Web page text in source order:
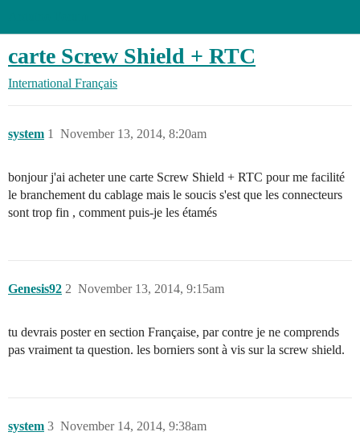
carte Screw Shield + RTC
International Français
system November 13, 2014, 8:20am
1
bonjour j'ai acheter une carte Screw Shield + RTC pour me facilité
le branchement du cablage mais le soucis s'est que les connecteurs
sont trop fin , comment puis-je les étamés
Genesis92 November 13, 2014, 9:15am
2
tu devrais poster en section Française, par contre je ne comprends
pas vraiment ta question. les borniers sont à vis sur la screw shield.
system November 14, 2014, 9:38am
3